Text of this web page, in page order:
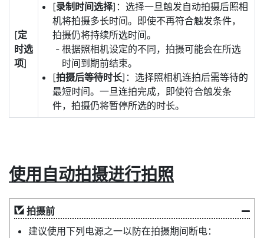
[定
时选
项]
[录制时间选择]：选择一旦触发自动拍摄后照相
机将拍摄多长时间。即使不再符合触发条件，
拍摄仍将持续所选时间。
根据照相机设定的不同，拍摄可能会在所选
时间到期前结束。
[拍摄后等待时长]：选择照相机连拍后需等待的
最短时间。一旦连拍完成，即使符合触发条
件，拍摄仍将暂停所选的时长。
使用自动拍摄进行拍照
拍摄前
建议使用下列电源之一以防在拍摄期间断电：